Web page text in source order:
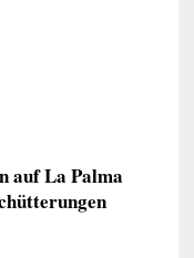
auf La Palma